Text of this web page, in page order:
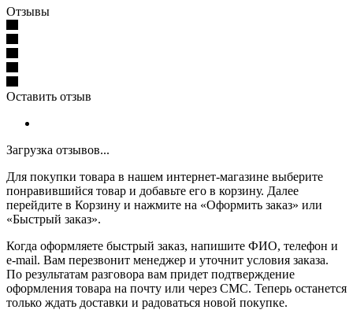
Отзывы
Оставить отзыв
Загрузка отзывов...
Для покупки товара в нашем интернет-магазине выберите
понравившийся товар и добавьте его в корзину. Далее
перейдите в Корзину и нажмите на «Оформить заказ» или
«Быстрый заказ».
Когда оформляете быстрый заказ, напишите ФИО, телефон и
e-mail. Вам перезвонит менеджер и уточнит условия заказа.
По результатам разговора вам придет подтверждение
оформления товара на почту или через СМС. Теперь останется
только ждать доставки и радоваться новой покупке.